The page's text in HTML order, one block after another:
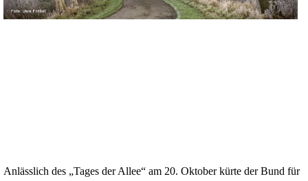
Anlässlich des „Tages der Allee“ am 20. Oktober kürte der Bund für